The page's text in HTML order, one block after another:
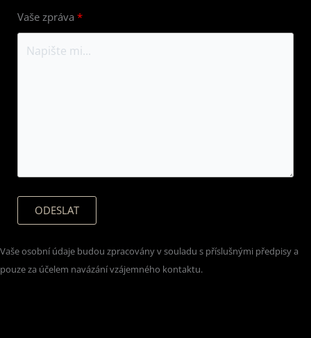
Vaše zpráva
ODESLAT
Vaše osobní údaje budou zpracovány v souladu s příslušnými předpisy a
pouze za účelem navázání vzájemného kontaktu.